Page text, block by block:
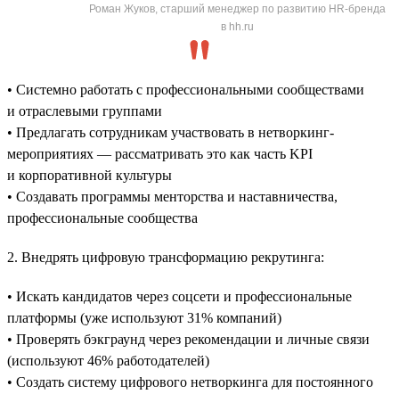
Роман Жуков, старший менеджер по развитию HR-бренда
в hh.ru
• Системно работать с профессиональными сообществами
и отраслевыми группами
• Предлагать сотрудникам участвовать в нетворкинг-
мероприятиях — рассматривать это как часть KPI
и корпоративной культуры
• Создавать программы менторства и наставничества,
профессиональные сообщества
2. Внедрять цифровую трансформацию рекрутинга:
• Искать кандидатов через соцсети и профессиональные
платформы (уже используют 31% компаний)
• Проверять бэкграунд через рекомендации и личные связи
(используют 46% работодателей)
• Создать систему цифрового нетворкинга для постоянного